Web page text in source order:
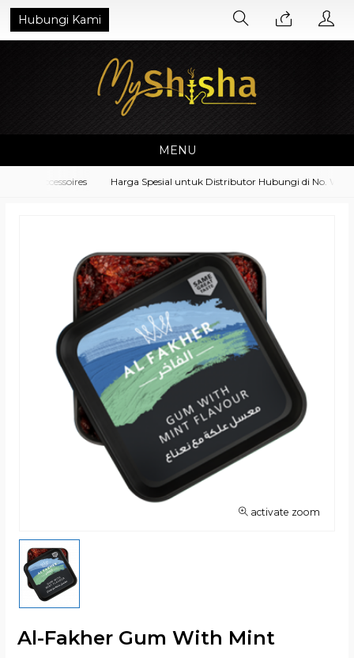
Hubungi Kami
MENU
Accessoires Harga Spesial untuk Distributor Hubungi di No.
activate zoom
Al-Fakher Gum With Mint